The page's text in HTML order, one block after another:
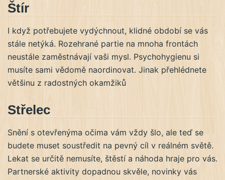
Štír
I když potřebujete vydýchnout, klidné období se vás
stále netýká. Rozehrané partie na mnoha frontách
neustále zaměstnávají vaši mysl. Psychohygienu si
musíte sami vědomě naordinovat. Jinak přehlédnete
většinu z radostných okamžiků
Střelec
Snění s otevřenýma očima vám vždy šlo, ale teď se
budete muset soustředit na pevný cíl v reálném světě.
Lekat se určitě nemusíte, štěstí a náhoda hraje pro vás.
Partnerské aktivity dopadnou skvěle, novinky vás